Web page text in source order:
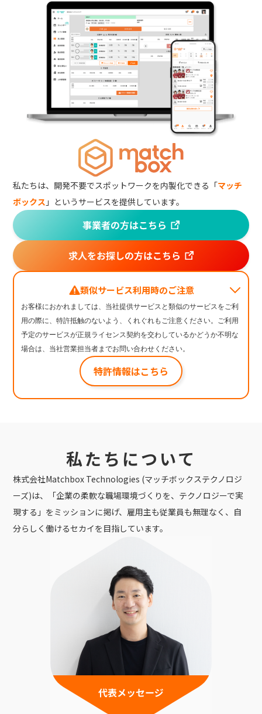
私たちは、開発不要でスポットワークを内製化できる「マッチ
ボックス 」というサービスを提供しています。
類似サービス利用時のご注意
お客様におかれましては、当社提供サービスと類似のサービスをご利
用の際に、特許抵触のないよう、くれぐれもご注意ください。ご利用
予定のサービスが正規ライセンス契約を交わしているかどうか不明な
場合は、当社営業担当者までお問い合わせください。
特許情報はこちら
私たちについて
株式会社Matchbox Technologies (マッチボックステクノロジ
ーズ)は、「企業の柔軟な職場環境づくりを、テクノロジーで実
現する」をミッションに掲げ、雇用主も従業員も無理なく、自
分らしく働けるセカイを目指しています。